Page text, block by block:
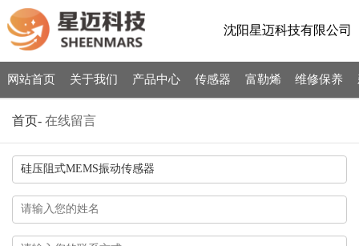
沈阳星迈科技有限公司
网站首页 关于我们 产品中心 传感器 富勒烯 维修保养
首页- 在线留言